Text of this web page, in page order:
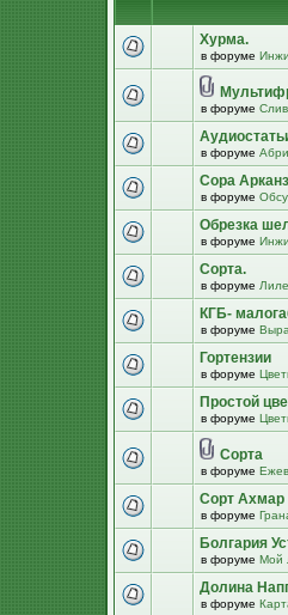
Хурма.
в форуме
в форуме
в форуме
Сора
в форуме
Обрезка
в форуме
Сорта.
в форуме
КГБ-
в форуме
Гортензии
в форуме
Простой
в форуме
Сорта
в форуме
Сорт Ахмар
в форуме
Болгария
в форуме Мой
Долина
в форуме